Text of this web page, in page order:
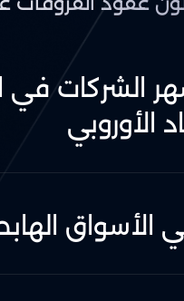
الشركات في
الأوروبي
الأسواق